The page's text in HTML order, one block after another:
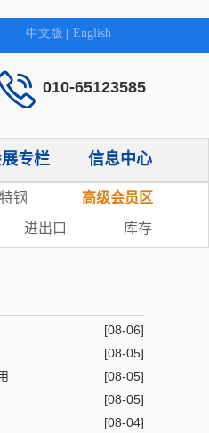
010-65123585
专栏 信息中心
特钢
高级会员区
进出口 库存
[08-06]
[08-05]
[08-05]
[08-05]
[08-04]